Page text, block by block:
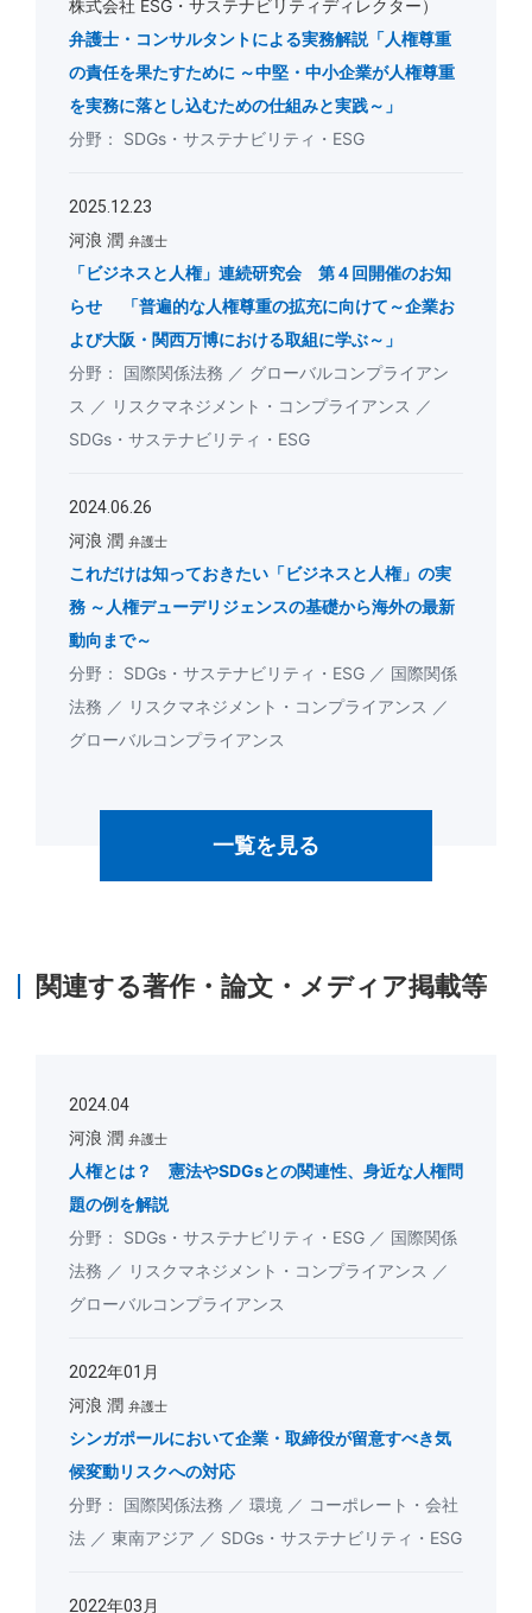
株式会社 ESG・サステナビリティディレクター）
弁護士・コンサルタントによる実務解説「人権尊重
の責任を果たすために ～中堅・中小企業が人権尊重
を実務に落とし込むための仕組みと実践～」
SDGs・サステナビリティ・ESG
2025.12.23
河浪 潤 弁護士
「ビジネスと人権」連続研究会 第４回開催のお知
らせ 「普遍的な人権尊重の拡充に向けて～企業お
よび大阪・関西万博における取組に学ぶ～」
国際関係法務
グローバルコンプライアン
ス
リスクマネジメント・コンプライアンス
SDGs・サステナビリティ・ESG
2024.06.26
河浪 潤 弁護士
これだけは知っておきたい「ビジネスと人権」の実
務 ～人権デューデリジェンスの基礎から海外の最新
動向まで～
SDGs・サステナビリティ・ESG
国際関係
法務
リスクマネジメント・コンプライアンス
グローバルコンプライアンス
一覧を見る
関連する著作・論文・メディア掲載等
2024.04
河浪 潤 弁護士
人権とは？ 憲法やSDGsとの関連性、身近な人権問
題の例を解説
SDGs・サステナビリティ・ESG
国際関係
法務
リスクマネジメント・コンプライアンス
グローバルコンプライアンス
2022年01月
河浪 潤 弁護士
シンガポールにおいて企業・取締役が留意すべき気
候変動リスクへの対応
国際関係法務
環境
コーポレート・会社
法
東南アジア SDGs・サステナビリティ・ESG
2022年03月